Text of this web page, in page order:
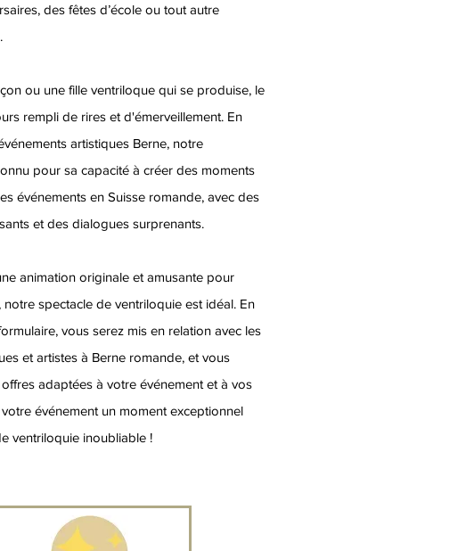
des fêtes d’école ou tout autre
ou une fille ventriloque qui se produise, le
rempli de rires et d'émerveillement. En
artistiques Berne, notre
pour sa capacité à créer des moments
événements en Suisse romande, avec des
et des dialogues surprenants.
animation originale et amusante pour
notre spectacle de ventriloquie est idéal. En
vous serez mis en relation avec les
et artistes à Berne romande, et vous
adaptées à votre événement et à vos
événement un moment exceptionnel
ventriloquie inoubliable !